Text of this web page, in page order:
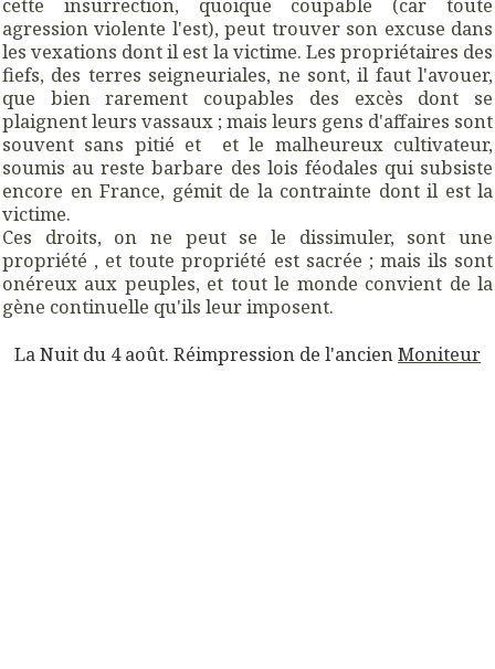
cette insurrection, quoique coupable (car toute
agression violente l'est), peut trouver son excuse dans
les vexations dont il est la victime. Les propriétaires des
fiefs, des terres seigneuriales, ne sont, il faut l'avouer,
que bien rarement coupables des excès dont se
plaignent leurs vassaux ; mais leurs gens d'affaires sont
souvent sans pitié et et le malheureux cultivateur,
soumis au reste barbare des lois féodales quisubsiste
encore en France, gémit de la contrainte dont il est la
victime.
Ces droits, on ne peut se le dissimuler, sont une
propriété , et toute propriété est sacrée ; mais ils sont
onéreux aux peuples, et tout le monde convient de la
gène continuelle qu'ils leur imposent.
La Nuit du 4 août. Réimpression de l'ancienMoniteur